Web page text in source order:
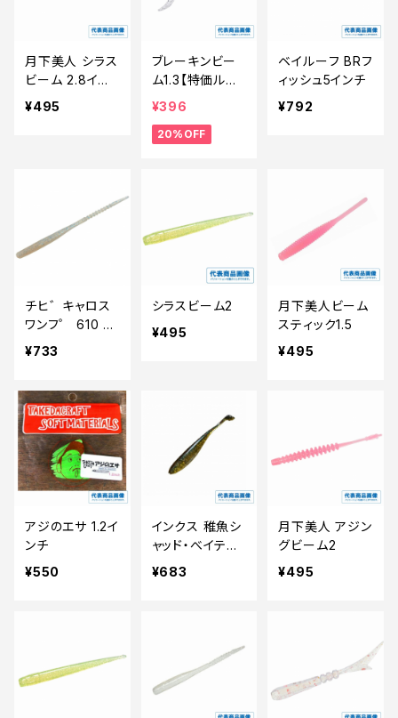
月下美人 シラス
ビーム 2.8イン
チ ちりめんじゃ
¥495
ブレーキンビー
ム1.3【特価ルア
ー】【20】
¥396
20%OFF
ベイルーフ BRフ
ィッシュ5インチ
¥792
チヒ゛キャロス
ワンフ゜ 610 夜
な夜なオキアミ
¥733
シラスビーム2
¥495
月下美人ビーム
スティック1.5
¥495
アジのエサ 1.2イ
ンチ
¥550
インクス 稚魚シ
ャッド・べイティ
1.8インチ
¥683
月下美人 アジン
グビーム2
¥495